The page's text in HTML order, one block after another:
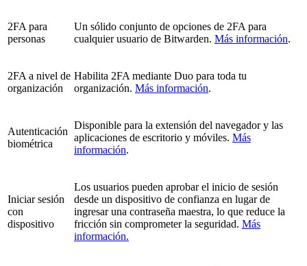
2FA para
personas
Un sólido conjunto de opciones de 2FA para
cualquier usuario de Bitwarden. Más información.
2FA a nivel de
organización
Habilita 2FA mediante Duo para toda tu
organización. Más información.
Autenticación
biométrica
Disponible para la extensión del navegador y las
aplicaciones de escritorio y móviles. Más
información.
Iniciar sesión
con
dispositivo
Los usuarios pueden aprobar el inicio de sesión
desde un dispositivo de confianza en lugar de
ingresar una contraseña maestra, lo que reduce la
fricción sin comprometer la seguridad. Más
información.